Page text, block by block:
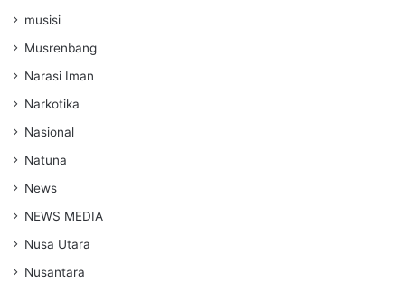
musisi
Musrenbang
Narasi Iman
Narkotika
Nasional
Natuna
News
NEWS MEDIA
Nusa Utara
Nusantara